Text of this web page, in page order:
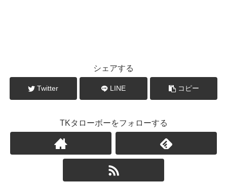
シェアする
Twitter LINE コピー
TKタローボーをフォローする